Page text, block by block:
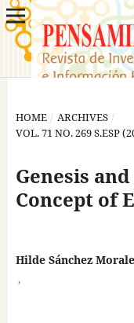
HOME / ARCHIVES /
VOL. 71 NO. 269 S.ESP
Genesis
Concept of
Hilde Sánchez
,